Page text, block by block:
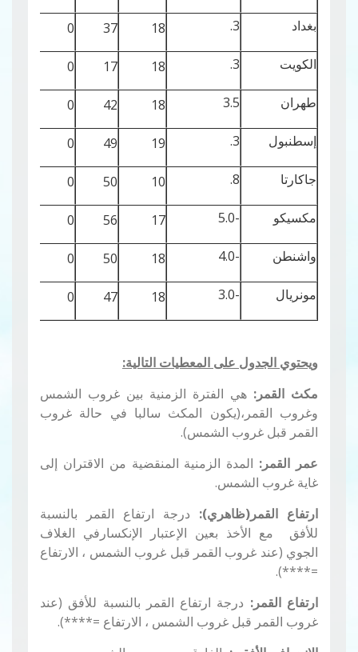
بغداد 3.
18
37
0
الكويت 3.
18
17
0
طهران 3.5
18
42
0
إسطنبول 3.
19
49
0
جاكارتا 8.
10
50
0
مكسيكو -5.0
17
56
0
واشنطن -4.0
18
50
0
مونريال -3.0
18
47
0
ويحتوي الجدول على المعطيات التالية:
مكث القمر: هي الفترة الزمنية بين غروب الشمس
وغروب القمر،(يكون المكث سالبا في حالة غروب
القمر قبل غروب الشمس).
عمر القمر: المدة الزمنية المنقضية من الاقتران إلى
غاية غروب الشمس.
ارتفاع القمر(ظاهري): درجة ارتفاع القمر بالنسبة
للأفق مع الأخذ بعين الإعتبار الإنكسارفي الغلاف
الجوي (عند غروب القمر قبل غروب الشمس ، الارتفاع
=****).
ارتفاع القمر: درجة ارتفاع القمر بالنسبة للأفق (عند
غروب القمر قبل غروب الشمس ، الارتفاع =****).